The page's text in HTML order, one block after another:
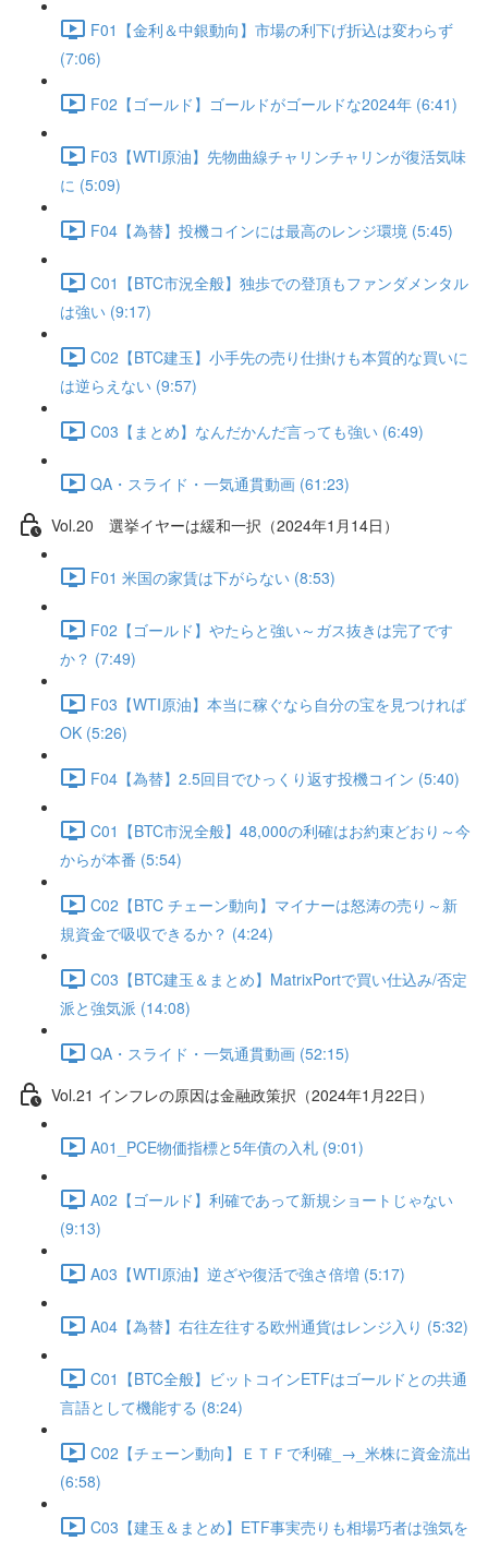
F01【金利＆中銀動向】市場の利下げ折込は変わらず
(7:06)
F02【ゴールド】ゴールドがゴールドな2024年 (6:41)
F03【WTI原油】先物曲線チャリンチャリンが復活気味
に (5:09)
F04【為替】投機コインには最高のレンジ環境 (5:45)
C01【BTC市況全般】独歩での登頂もファンダメンタル
は強い (9:17)
C02【BTC建玉】小手先の売り仕掛けも本質的な買いに
は逆らえない (9:57)
C03【まとめ】なんだかんだ言っても強い (6:49)
QA・スライド・一気通貫動画 (61:23)
Vol.20 選挙イヤーは緩和一択（2024年1月14日）
F01 米国の家賃は下がらない (8:53)
F02【ゴールド】やたらと強い～ガス抜きは完了です
か？ (7:49)
F03【WTI原油】本当に稼ぐなら自分の宝を見つければ
OK (5:26)
F04【為替】2.5回目でひっくり返す投機コイン (5:40)
C01【BTC市況全般】48,000の利確はお約束どおり～今
からが本番 (5:54)
C02【BTC チェーン動向】マイナーは怒涛の売り～新
規資金で吸収できるか？ (4:24)
C03【BTC建玉＆まとめ】MatrixPortで買い仕込み/否定
派と強気派 (14:08)
QA・スライド・一気通貫動画 (52:15)
Vol.21 インフレの原因は金融政策択（2024年1月22日）
A01_PCE物価指標と5年債の入札 (9:01)
A02【ゴールド】利確であって新規ショートじゃない
(9:13)
A03【WTI原油】逆ざや復活で強さ倍増 (5:17)
A04【為替】右往左往する欧州通貨はレンジ入り (5:32)
C01【BTC全般】ビットコインETFはゴールドとの共通
言語として機能する (8:24)
C02【チェーン動向】ＥＴＦで利確_→_米株に資金流出
(6:58)
C03【建玉＆まとめ】ETF事実売りも相場巧者は強気を